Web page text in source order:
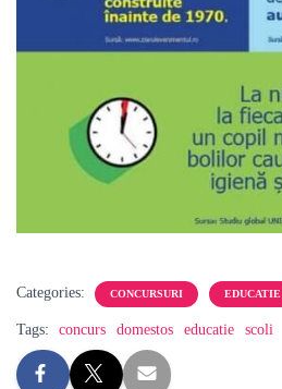
Categories: CONCURSURI EDUCATIE
Tags: concurs domestos educatie scoli